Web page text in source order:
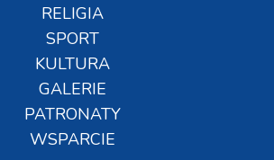
RELIGIA
SPORT
KULTURA
GALERIE
PATRONATY
WSPARCIE